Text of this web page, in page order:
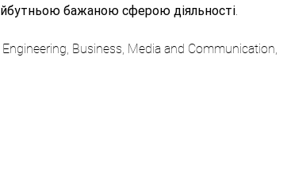
бажаною сферою діяльності.
Business, Media and Communication,